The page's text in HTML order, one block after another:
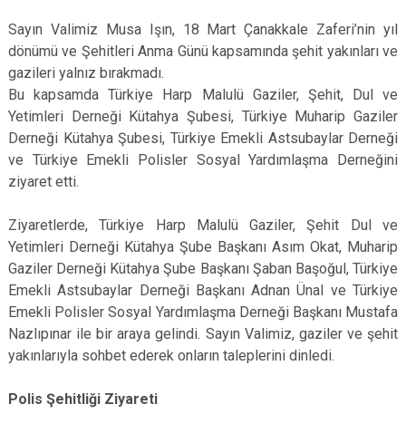
Sayın Valimiz Musa Işın, 18 Mart Çanakkale Zaferi’nin yıl
dönümü ve Şehitleri Anma Günü kapsamında şehit yakınları ve
gazileri yalnız bırakmadı.
Bu kapsamda Türkiye Harp Malulü Gaziler, Şehit, Dul ve
Yetimleri Derneği Kütahya Şubesi, Türkiye Muharip Gaziler
Derneği Kütahya Şubesi, Türkiye Emekli Astsubaylar Derneği
ve Türkiye Emekli Polisler Sosyal Yardımlaşma Derneğini
ziyaret etti.
Ziyaretlerde, Türkiye Harp Malulü Gaziler, Şehit Dul ve
Yetimleri Derneği Kütahya Şube Başkanı Asım Okat, Muharip
Gaziler Derneği Kütahya Şube Başkanı Şaban Başoğul, Türkiye
Emekli Astsubaylar Derneği Başkanı Adnan Ünal ve Türkiye
Emekli Polisler Sosyal Yardımlaşma Derneği Başkanı Mustafa
Nazlıpınar ile bir araya gelindi. Sayın Valimiz, gaziler ve şehit
yakınlarıyla sohbet ederek onların taleplerini dinledi.
Polis Şehitliği Ziyareti